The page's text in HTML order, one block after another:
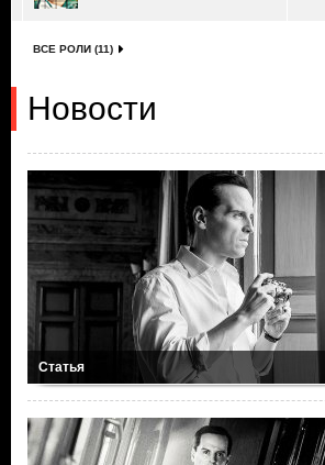
ВСЕ РОЛИ (11)
Новости
Статья